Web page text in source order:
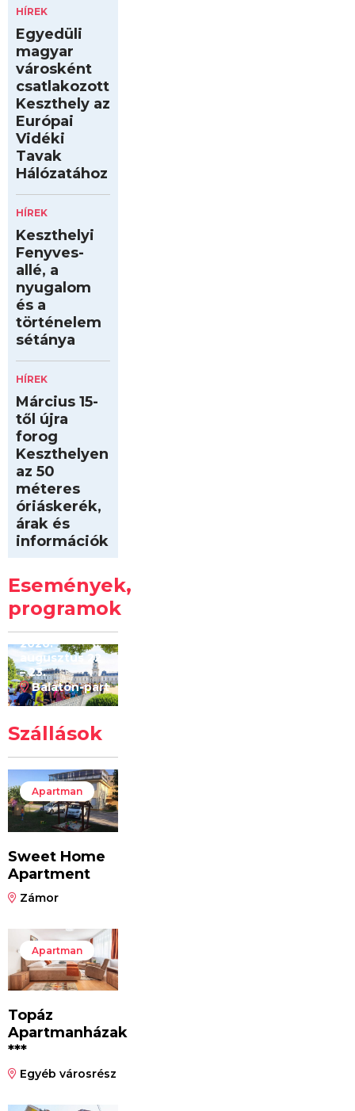
HÍREK
Egyedüli
magyar
városként
csatlakozott
Keszthely az
Európai
Vidéki
Tavak
Hálózatához
HÍREK
Keszthelyi
Fenyves-
allé, a
nyugalom
és a
történelem
sétánya
HÍREK
Március 15-
től újra
forog
Keszthelyen
az 50
méteres
óriáskerék,
árak és
információk
Események,
programok
Kilóméterek
2026
2026.
augusztus 22
– 23.
Balaton-part
Szállások
Apartman
Sweet Home
Apartment
Zámor
Apartman
Topáz
Apartmanházak
***
Egyéb városrész